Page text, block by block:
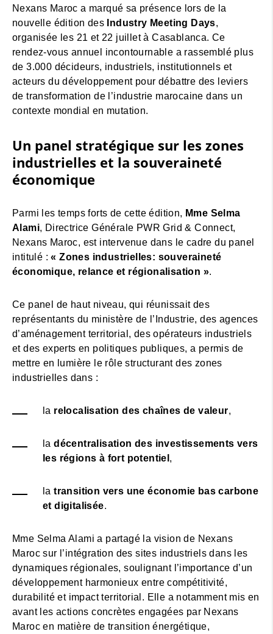
Nexans Maroc a marqué sa présence lors de la
nouvelle édition des Industry Meeting Days,
organisée les 21 et 22 juillet à Casablanca. Ce
rendez-vous annuel incontournable a rassemblé plus
de 3.000 décideurs, industriels, institutionnels et
acteurs du développement pour débattre des leviers
de transformation de l’industrie marocaine dans un
contexte mondial en mutation.
Un panel stratégique sur les zones
industrielles et la souveraineté
économique
Parmi les temps forts de cette édition, Mme Selma
Alami, Directrice Générale PWR Grid & Connect,
Nexans Maroc, est intervenue dans le cadre du panel
intitulé :« Zones industrielles: souveraineté
économique, relance et régionalisation ».
Ce panel de haut niveau, qui réunissait des
représentants du ministère de l’Industrie, des agences
d’aménagement territorial, des opérateurs industriels
et des experts en politiques publiques, a permis de
mettre en lumière le rôle structurant des zones
industrielles dans :
la relocalisation des chaînes de valeur,
ladécentralisation des investissements vers
les régions à fort potentiel ,
latransition vers une économie bas carbone
et digitalisée.
Mme Selma Alami a partagé la vision de Nexans
Maroc sur l’intégration des sites industriels dans les
dynamiques régionales, soulignant l’importance d’un
développement harmonieux entre compétitivité,
durabilité et impact territorial. Elle a notamment mis en
avant les actions concrètes engagées par Nexans
Maroc en matière de transition énergétique,